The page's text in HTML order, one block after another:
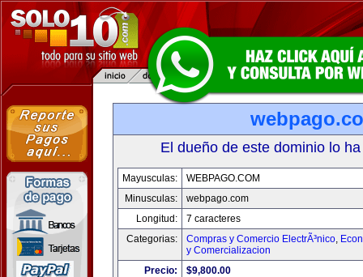
El dueño de este dominio lo
Mayusculas:
WEBPAGO.COM
Minusculas:
webpago.com
Longitud:
7 caracteres
Categorias:
Compras y Comercio ElectrÃ³nico,
y Comercializacion
Precio:
$9,800.00